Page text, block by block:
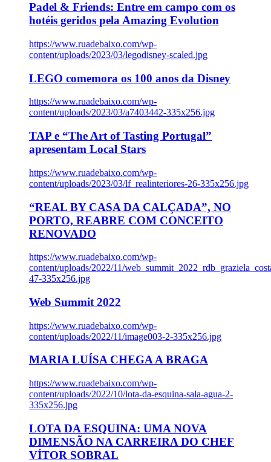
Padel & Friends: Entre em campo com os
hotéis geridos pela Amazing Evolution
https://www.ruadebaixo.com/wp-
content/uploads/2023/03/legodisney-scaled.jpg
LEGO comemora os 100 anos da Disney
https://www.ruadebaixo.com/wp-
content/uploads/2023/03/a7403442-335x256.jpg
TAP e “The Art of Tasting Portugal”
apresentam Local Stars
https://www.ruadebaixo.com/wp-
content/uploads/2023/03/lf_realinteriores-26-335x256.jpg
“REAL BY CASA DA CALÇADA”, NO
PORTO, REABRE COM CONCEITO
RENOVADO
https://www.ruadebaixo.com/wp-
content/uploads/2022/11/
47-335x256.jpg
Web Summit 2022
https://www.ruadebaixo.com/wp-
content/uploads/2022/11/image003-2-335x256.jpg
MARIA LUÍSA CHEGA A BRAGA
https://www.ruadebaixo.com/wp-
content/uploads/2022/10/lota-da-esquina-sala-agua-2-
335x256.jpg
LOTA DA ESQUINA: UMA NOVA
DIMENSÃO NA CARREIRA DO CHEF
VÍTOR SOBRAL